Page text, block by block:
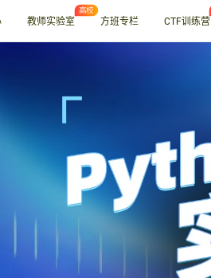
教师实验室 方班专栏 CTF训练营